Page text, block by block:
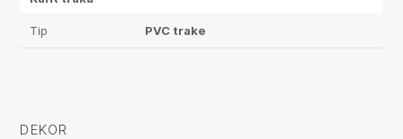
Tip PVC trake
DEKOR